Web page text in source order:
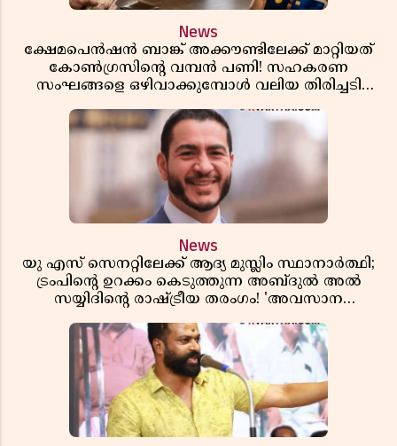
News
ക്ഷേമപെൻഷൻ ബാങ്ക് അക്കൗണ്ടിലേക്ക് മാറ്റിയത്
കോൺഗ്രസിന്റെ വമ്പൻ പണി! സഹകരണ
സംഘങ്ങളെ ഒഴിവാക്കുമ്പോൾ വലിയ തിരിച്ചടി
News
യു എസ് സെനറ്റിലേക്ക് ആദ്യ മുസ്ലിം സ്ഥാനാർത്ഥി;
ട്രംപിന്റെ ഉറക്കം കെടുത്തുന്ന അബ്ദുൽ അൽ
സയ്യിദിന്റെ രാഷ്ട്രീയ തരംഗം! 'അവസാന